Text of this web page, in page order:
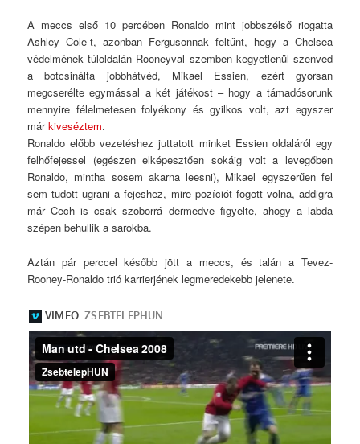
A meccs első 10 percében Ronaldo mint jobbszélső riogatta
Ashley Cole-t, azonban Fergusonnak feltűnt, hogy a Chelsea
védelmének túloldalán Rooneyval szemben kegyetlenül szenved
a botcsinálta jobbhátvéd, Mikael Essien, ezért gyorsan
megcserélte egymással a két játékost – hogy a támadósorunk
mennyire félelmetesen folyékony és gyilkos volt, azt egyszer
márkiveséztem.
Ronaldo előbb vezetéshez juttatott minket Essien oldaláról egy
felhőfejessel (egészen elképesztően sokáig volt a levegőben
Ronaldo, mintha sosem akarna leesni), Mikael egyszerűen fel
sem tudott ugrani a fejeshez, mire pozíciót fogott volna, addigra
már Cech is csak szoborrá dermedve figyelte, ahogy a labda
szépen behullik a sarokba.
Aztán pár perccel később jött a meccs, és talán a Tevez-
Rooney-Ronaldo trió karrierjének legmeredekebb jelenete.